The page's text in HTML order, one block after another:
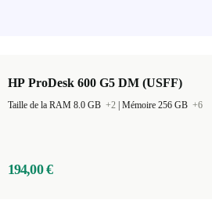
HP ProDesk 600 G5 DM (USFF)
Taille de la RAM 8.0 GB +2 Mémoire 256 GB +6
194,00 €